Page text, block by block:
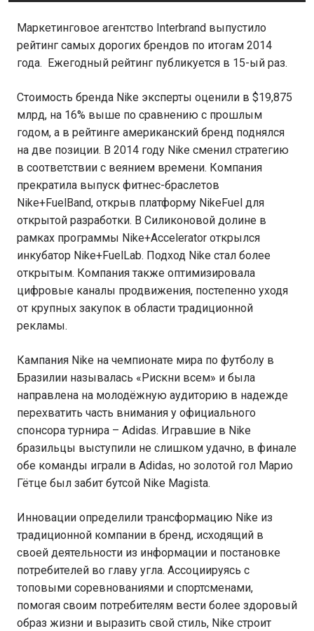
Маркетинговое агентство Interbrand выпустило
рейтинг самых дорогих брендов по итогам 2014
года. Ежегодный рейтинг публикуется в 15-ый раз.
Стоимость бренда Nike эксперты оценили в $19,875
млрд, на 16% выше по сравнению с прошлым
годом, а в рейтинге американский бренд поднялся
на две позиции. В 2014 году Nike сменил стратегию
в соответствии с веянием времени. Компания
прекратила выпуск фитнес-браслетов
Nike+FuelBand, открыв платформу NikeFuel для
открытой разработки. В Силиконовой долине в
рамках программы Nike+Accelerator открылся
инкубатор Nike+FuelLab. Подход Nike стал более
открытым. Компания также оптимизировала
цифровые каналы продвижения, постепенно уходя
от крупных закупок в области традиционной
рекламы.
Кампания Nike на чемпионате мира по футболу в
Бразилии называлась «Рискни всем» и была
направлена на молодёжную аудиторию в надежде
перехватить часть внимания у официального
спонсора турнира – Adidas. Игравшие в Nike
бразильцы выступили не слишком удачно, в финале
обе команды играли в Adidas, но золотой гол Марио
Гётце был забит бутсой Nike Magista.
Инновации определили трансформацию Nike из
традиционной компании в бренд, исходящий в
своей деятельности из информации и постановке
потребителей во главу угла. Ассоциируясь с
топовыми соревнованиями и спортсменами,
помогая своим потребителям вести более здоровый
образ жизни и выразить свой стиль, Nike строит